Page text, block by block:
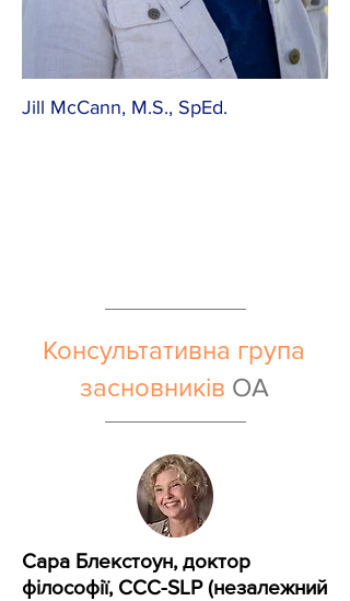
Jill McCann, M.S., SpEd.
Консультативна група
засновників OA
Сара Блекстоун, доктор
філософії, CCC-SLP (незалежний